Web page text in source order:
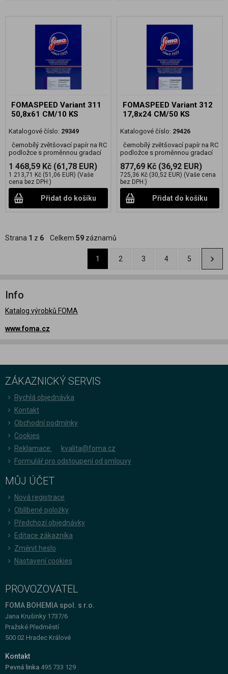
FOMASPEED Variant 311
50,8x61 CM/10 KS
Katalogové číslo: 29349
černobílý zvětšovací papír na RC
podložce s proměnnou gradací
1 468,59 Kč (61,78 EUR)
1 213,71 Kč (51,06 EUR) (Vaše
cena bez DPH:)
Přidat do košíku
FOMASPEED Variant 312
17,8x24 CM/50 KS
Katalogové číslo: 29426
černobílý zvětšovací papír na RC
podložce s proměnnou gradací
877,69 Kč (36,92 EUR)
725,36 Kč (30,52 EUR) (Vaše cena
bez DPH:)
Přidat do košíku
Strana 1 z 6 Celkem 59 záznamů
1 2 3 4 5
Info
Katalog výrobků FOMA
www.foma.cz
ZÁKAZNICKÝ SERVIS
Rychlá objednávka
Kontakt
Obchodní podmínky
Cookies
Reklamace:
kvalita@foma.cz
Formulář pro odstoupení od smlouvy
MŮJ ÚČET
Nová registrace
Oblíbené položky
Předchozí objednávky
Editace zákazníka
Změnit heslo
Nastavení cookies
PROVOZOVATEL
FOMA BOHEMIA spol. s r.o.
Jana Krušinky 1737/6
Pražské Předměstí
500 02 Hradec Králové
Kontakt
Pevná linka 495 733 129